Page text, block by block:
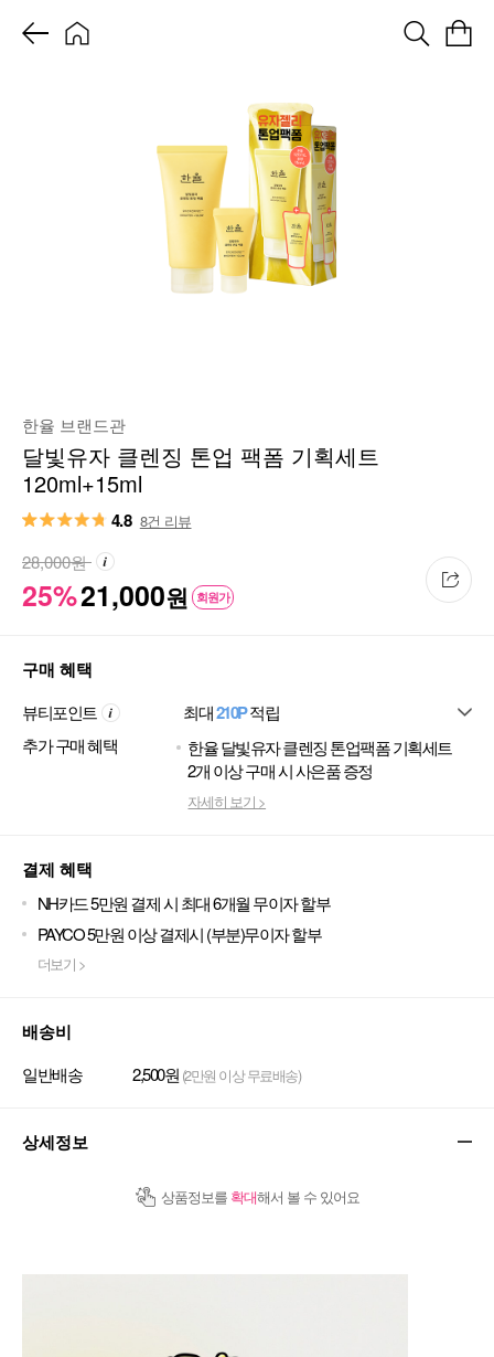
한율 브랜드관
달빛유자 클렌징 톤업 팩폼 기획세트
120ml+15ml
4.8 8건 리뷰
25%21,000원 회원가
28,000원
구매 혜택
뷰티포인트 최대210P적립
추가 구매 혜택
한율 달빛유자 클렌징 톤업팩폼 기획세트
2개 이상 구매 시 사은품 증정
자세히 보기 >
결제 혜택
NH카드 5만원 결제 시 최대 6개월 무이자 할부
PAYCO 5만원 이상 결제시 (부분)무이자 할부
더보기 >
배송비
일반배송 2,500원 (2만원 이상 무료배송)
상세정보
상품정보를 확대해서 볼 수 있어요